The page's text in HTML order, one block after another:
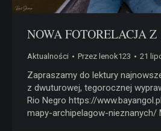
NOWA FOTORELACJA
Aktualności Przez lenok123 21
Zapraszamy do lektury
z dwuturowej, tegorocznej
Rio Negro https://
mapy-archipelagow-nieznanych/